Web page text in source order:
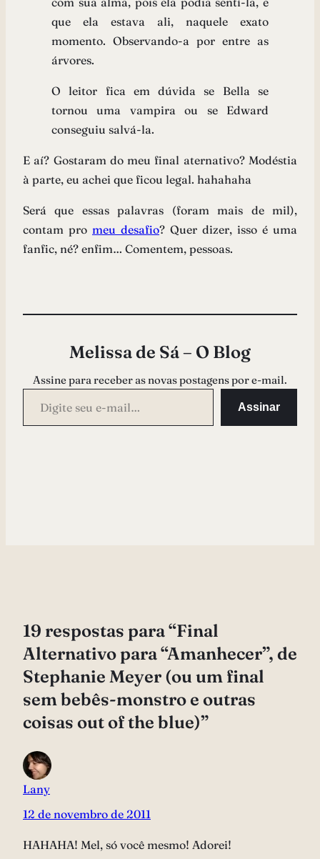
que ela estava ali, naquele exato
momento. Observando-a por entre as
árvores.
O leitor fica em dúvida se Bella se
tornou uma vampira ou se Edward
conseguiu salvá-la.
E aí? Gostaram do meu final aternativo? Modéstia
à parte, eu achei que ficou legal. hahahaha
Será que essas palavras (foram mais de mil),
contam pro meu desafio? Quer dizer, isso é uma
fanfic, né? enfim… Comentem, pessoas.
Melissa de Sá – O Blog
Assine para receber as novas postagens por e-mail.
Digite seu e-mail…
Assinar
19 respostas para “Final
Alternativo para “Amanhecer”, de
Stephanie Meyer (ou um final
sem bebês-monstro e outras
coisas out of the blue)”
Lany
12 de novembro de 2011
HAHAHA! Mel, só você mesmo! Adorei!